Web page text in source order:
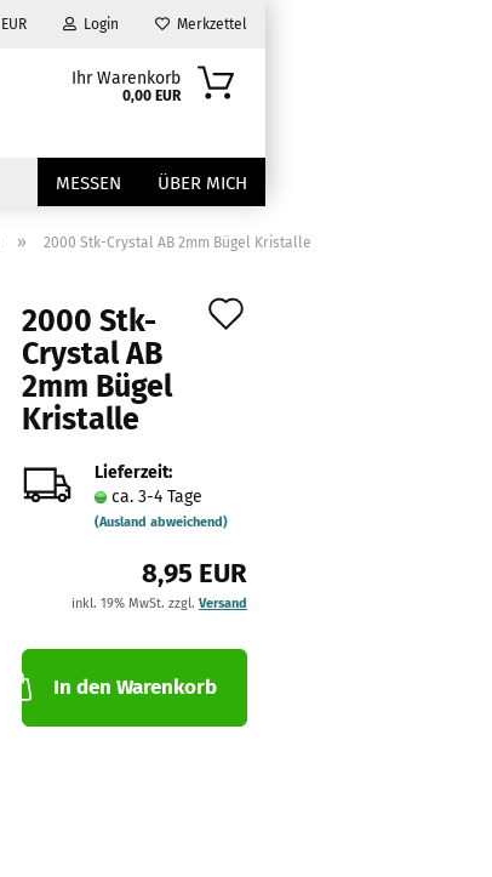
EUR Login Merkzettel
Ihr Warenkorb
0,00 EUR
MESSEN ÜBER MICH
» 2000 Stk-Crystal AB 2mm Bügel Kristalle
2000 Stk-
Crystal AB
2mm Bügel
Kristalle
Lieferzeit:
ca. 3-4 Tage
(Ausland abweichend)
8,95 EUR
inkl. 19% MwSt. zzgl. Versand
In den Warenkorb